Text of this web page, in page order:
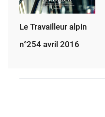
Le Travailleur alpin
n°254 avril 2016